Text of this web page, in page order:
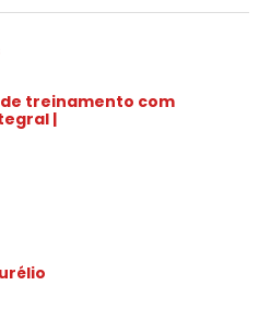
treinamento com
|